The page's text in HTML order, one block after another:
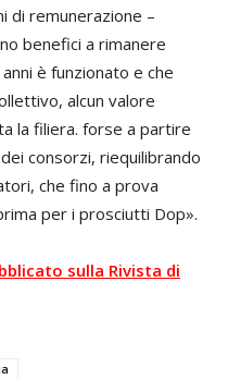
di remunerazione –
benefici a rimanere
è funzionato e che
alcun valore
la filiera. forse a partire
consorzi, riequilibrando
che fino a prova
per i prosciutti Dop».
sulla Rivista di